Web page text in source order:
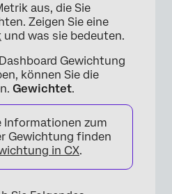
×
aus, die Sie
Zeigen Sie eine
und was sie bedeuten.
Gewichtung
können Sie die
Gewichtet.
Informationen zum
Gewichtung finden
in CX.